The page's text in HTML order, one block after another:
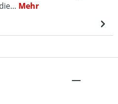
Mehr